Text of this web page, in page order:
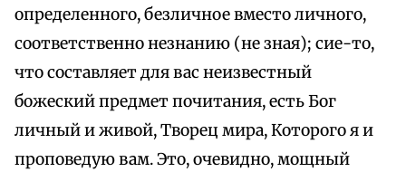
определенного, безличное вместо личного,
соответственно незнанию (не зная); сие-то,
что составляет для вас неизвестный
божеский предмет почитания, есть Бог
личный и живой, Творец мира, Которого я и
проповедую вам. Это, очевидно, мощный